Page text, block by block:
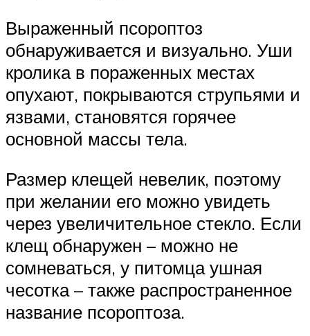
Выраженный псороптоз
обнаруживается и визуально. Уши
кролика в пораженных местах
опухают, покрываются струпьями и
язвами, становятся горячее
основной массы тела.
Размер клещей невелик, поэтому
при желании его можно увидеть
через увеличительное стекло. Если
клещ обнаружен – можно не
сомневаться, у питомца ушная
чесотка – также распространенное
название псороптоза.